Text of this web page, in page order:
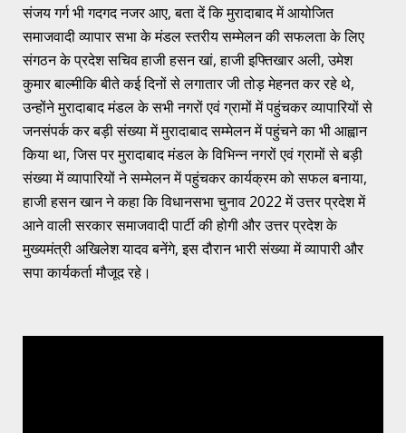
संजय गर्ग भी गदगद नजर आए, बता दें कि मुरादाबाद में आयोजित
समाजवादी व्यापार सभा के मंडल स्तरीय सम्मेलन की सफलता के लिए
संगठन के प्रदेश सचिव हाजी हसन खां, हाजी इफ्तिखार अली, उमेश
कुमार बाल्मीकि बीते कई दिनों से लगातार जी तोड़ मेहनत कर रहे थे,
उन्होंने मुरादाबाद मंडल के सभी नगरों एवं ग्रामों में पहुंचकर व्यापारियों से
जनसंपर्क कर बड़ी संख्या में मुरादाबाद सम्मेलन में पहुंचने का भी आह्वान
किया था, जिस पर मुरादाबाद मंडल के विभिन्न नगरों एवं ग्रामों से बड़ी
संख्या में व्यापारियों ने सम्मेलन में पहुंचकर कार्यक्रम को सफल बनाया,
हाजी हसन खान ने कहा कि विधानसभा चुनाव 2022 में उत्तर प्रदेश में
आने वाली सरकार समाजवादी पार्टी की होगी और उत्तर प्रदेश के
मुख्यमंत्री अखिलेश यादव बनेंगे, इस दौरान भारी संख्या में व्यापारी और
सपा कार्यकर्ता मौजूद रहे।